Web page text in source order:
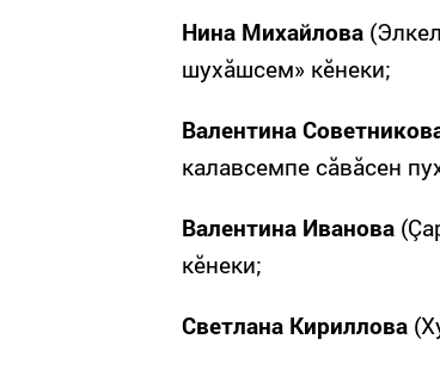
Нина Михайлова
шухăшсем» кӗнеки;
Валентина
калавсемпе сăвăсен
Валентина Иванова
кӗнеки;
Светлана Кириллова